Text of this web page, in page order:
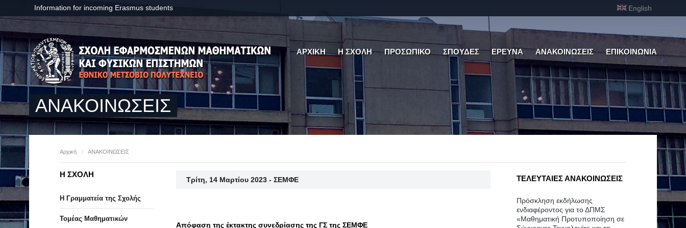
Information for incoming Erasmus students English
ΑΡΧΙΚΗ Η ΣΧΟΛΗ ΠΡΟΣΩΠΙΚΟ ΣΠΟΥΔΕΣ ΕΡΕΥΝΑ ΑΝΑΚΟΙΝΩΣΕΙΣ ΕΠΙΚΟΙΝΩΝΙΑ
ΑΝΑΚΟΙΝΩΣΕΙΣ
Αρχική / ΑΝΑΚΟΙΝΩΣΕΙΣ
Τρίτη, 14 Μαρτίου 2023 - ΣΕΜΦΕ
Απόφαση της έκτακτης συνεδρίασης της ΓΣ της ΣΕΜΦΕ
Η ΣΧΟΛΗ
Η Γραμματεία της Σχολής
Τομέας Μαθηματικών
ΤΕΛΕΥΤΑΙΕΣ ΑΝΑΚΟΙΝΩΣΕΙΣ
Πρόσκληση εκδήλωσης
ενδιαφέροντος για το ΔΠΜΣ
«Μαθηματική Προτυποποίηση σε